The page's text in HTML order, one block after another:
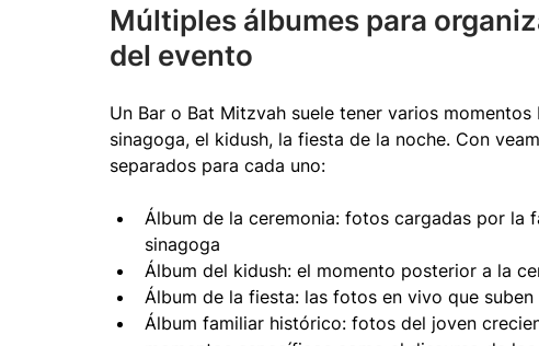
Múltiples álbumes para
del evento
Un Bar o Bat Mitzvah suele tener varios
sinagoga, el kidush, la fiesta de la noche. Con
separados para cada uno:
Álbum de la ceremonia: fotos cargadas por la
sinagoga
Álbum del kidush: el momento posterior a la
Álbum de la fiesta: las fotos en vivo que
Álbum familiar histórico: fotos del joven